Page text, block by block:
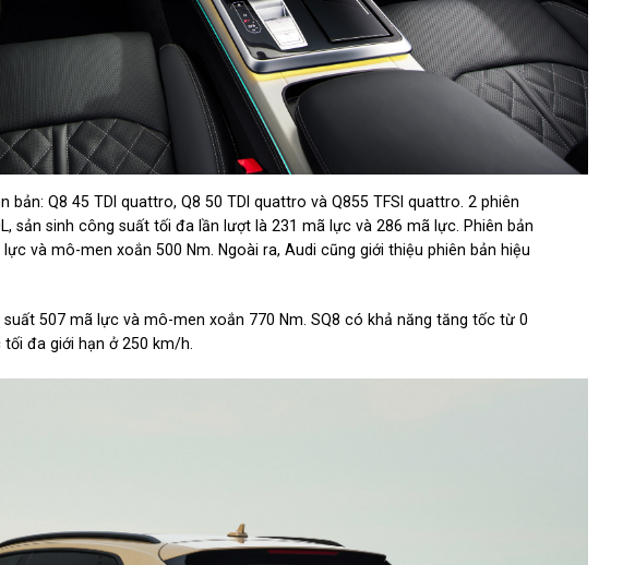
Q8 45 TDI quattro, Q8 50 TDI quattro và Q855 TFSI quattro. 2 phiên
sản sinh công suất tối đa lần lượt là 231 mã lực và 286 mã lực. Phiên bản
và mô-men xoắn 500 Nm. Ngoài ra, Audi cũng giới thiệu phiên bản hiệu
507 mã lực và mô-men xoắn 770 Nm. SQ8 có khả năng tăng tốc từ 0
đa giới hạn ở 250 km/h.